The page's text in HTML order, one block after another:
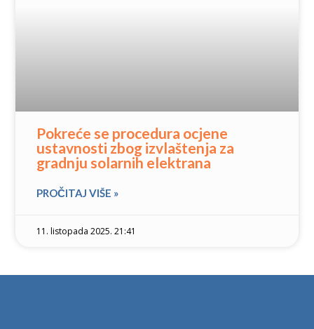
Pokreće se procedura ocjene
ustavnosti zbog izvlaštenja za
gradnju solarnih elektrana
PROČITAJ VIŠE »
11. listopada 2025. 21:41